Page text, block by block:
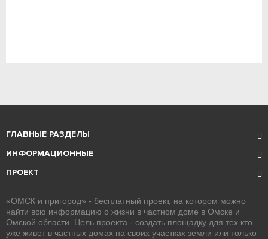
ГЛАВНЫЕ РАЗДЕЛЫ
ИНФОРМАЦИОННЫЕ
ПРОЕКТ
«ОМСК и пригород» - бесплатный проект, на котором можно
найти всю информацию о жизни в частном доме в Омске и
Омской области. Цель проекта - создать площадку для тех кто
уже живет в частных домах на своих участках земли или только